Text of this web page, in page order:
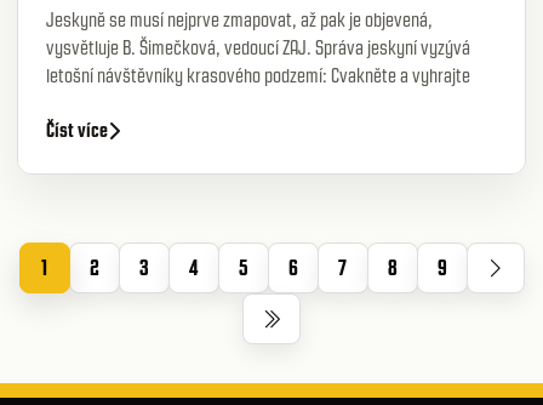
Jeskyně se musí nejprve zmapovat, až pak je objevená,
vysvětluje B. Šimečková, vedoucí ZAJ. Správa jeskyní vyzývá
letošní návštěvníky krasového podzemí: Cvakněte a vyhrajte
Číst více
1 2 3 4 5 6 7 8 9